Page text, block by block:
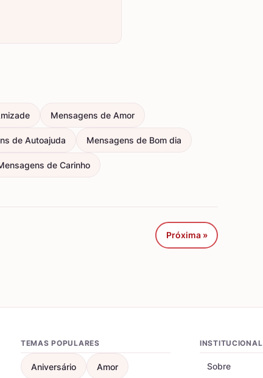
Mensagens de Amor
de Autoajuda Mensagens de Bom dia
de Carinho
Próxima »
TEMAS POPULARES
Aniversário Amor
INSTITUCIONAL
Sobre